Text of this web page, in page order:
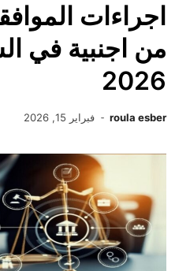
اجراءات
من اجنبية في
2026
roula esber فبراير 15, 2026